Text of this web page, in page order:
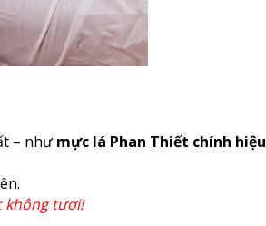
– như mực lá Phan Thiết chính hiệu
không tươi!